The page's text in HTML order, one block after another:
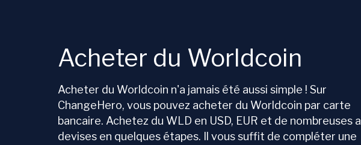
Acheter du Worldcoin
Acheter du Worldcoin n'a jamais été aussi simple ! Sur
ChangeHero, vous pouvez acheter du Worldcoin par carte
bancaire. Achetez du WLD en USD, EUR et de nombreuses
devises en quelques étapes. Il vous suffit de compléter une